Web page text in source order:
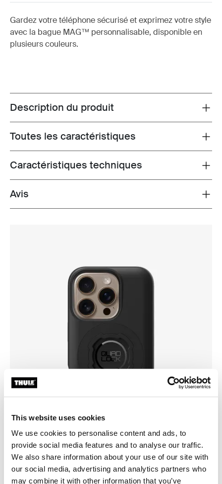
This website uses cookies
We use cookies to personalise content and ads, to
provide social media features and to analyse our traffic.
We also share information about your use of our site with
our social media, advertising and analytics partners who
may combine it with other information that you’ve
Gardez votre téléphone sécurisé et exprimez votre style
avec la bague MAG™ personnalisable, disponible en
plusieurs couleurs.
Toggle overview
Description du produit
Toggle features
Toutes les caractéristiques
Toggle techspec
Caractéristiques techniques
Toggle overview
Avis